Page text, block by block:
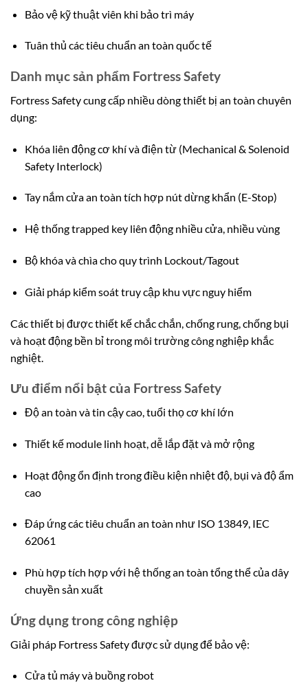
Bảo vệ kỹ thuật viên khi bảo trì máy
Tuân thủ các tiêu chuẩn an toàn quốc tế
Danh mục sản phẩm Fortress Safety
Fortress Safety cung cấp nhiều dòng thiết bị an toàn chuyên
dụng:
Khóa liên động cơ khí và điện từ (Mechanical & Solenoid
Safety Interlock)
Tay nắm cửa an toàn tích hợp nút dừng khẩn (E-Stop)
Hệ thống trapped key liên động nhiều cửa, nhiều vùng
Bộ khóa và chìa cho quy trình Lockout/Tagout
Giải pháp kiểm soát truy cập khu vực nguy hiểm
Các thiết bị được thiết kế chắc chắn, chống rung, chống bụi
và hoạt động bền bỉ trong môi trường công nghiệp khắc
nghiệt.
Ưu điểm nổi bật của Fortress Safety
Độ an toàn và tin cậy cao, tuổi thọ cơ khí lớn
Thiết kế module linh hoạt, dễ lắp đặt và mở rộng
Hoạt động ổn định trong điều kiện nhiệt độ, bụi và độ ẩm
cao
Đáp ứng các tiêu chuẩn an toàn như ISO 13849, IEC
62061
Phù hợp tích hợp với hệ thống an toàn tổng thể của dây
chuyền sản xuất
Ứng dụng trong công nghiệp
Giải pháp Fortress Safety được sử dụng để bảo vệ:
Cửa tủ máy và buồng robot